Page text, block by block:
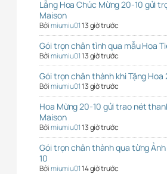
Lẵng Hoa Chúc Mừng 20-10 gửi
Maison
Bởimiumiu0113 giờ trước
Gói trọn chân tình qua mẫu Hoa
Bởimiumiu0113 giờ trước
Gói trọn chân thành khi Tặng Hoa
Bởimiumiu0113 giờ trước
Hoa Mừng 20-10 gửi trao nét
Maison
Bởimiumiu0113 giờ trước
Gói trọn chân thành qua từng
10
Bởimiumiu0114 giờ trước